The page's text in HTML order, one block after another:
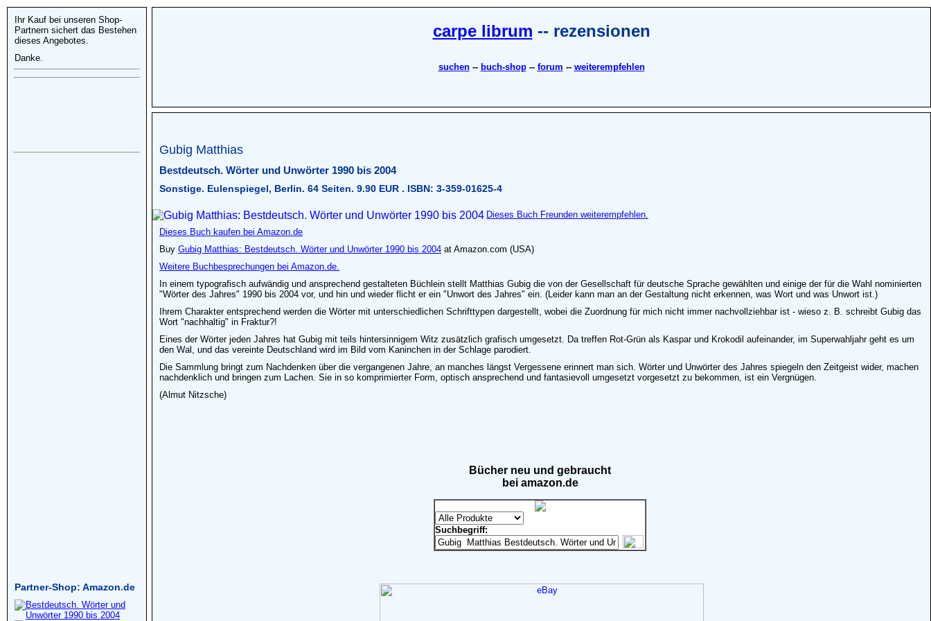
carpe librum -- rezensionen
suchen-- buch-shop-- forum -- weiterempfehlen
Gubig Matthias
Bestdeutsch. Wörter und Unwörter 1990 bis 2004
Sonstige. Eulenspiegel, Berlin. 64 Seiten. 9.90 EUR . ISBN: 3-359-01625-4
Dieses Buch Freunden weiterempfehlen.
Dieses Buch kaufen bei Amazon.de
Buy Gubig Matthias: Bestdeutsch. Wörter und Unwörter 1990 bis 2004 at Amazon.com (USA)
Weitere Buchbesprechungen bei Amazon.de.
In einem typografisch aufwändig und ansprechend gestalteten Büchlein stellt Matthias Gubig die von der Gesellschaft für deutsche Sprache gewählten und einige der für die Wahl nominierten
"Wörter des Jahres" 1990 bis 2004 vor, und hin und wieder flicht er ein "Unwort des Jahres" ein. (Leider kann man an der Gestaltung nicht erkennen, was Wort und was Unwort ist.)
Ihrem Charakter entsprechend werden die Wörter mit unterschiedlichen Schrifttypen dargestellt, wobei die Zuordnung für mich nicht immer nachvollziehbar ist - wieso z. B. schreibt Gubig das
Wort "nachhaltig" in Fraktur?!
Eines der Wörter jeden Jahres hat Gubig mit teils hintersinnigem Witz zusätzlich grafisch umgesetzt. Da treffen Rot-Grün als Kaspar und Krokodil aufeinander, im Superwahljahr geht es um
den Wal, und das vereinte Deutschland wird im Bild vom Kaninchen in der Schlage parodiert.
Die Sammlung bringt zum Nachdenken über die vergangenen Jahre, an manches längst Vergessene erinnert man sich. Wörter und Unwörter des Jahres spiegeln den Zeitgeist wider, machen
nachdenklich und bringen zum Lachen. Sie in so komprimierter Form, optisch ansprechend und fantasievoll umgesetzt vorgesetzt zu bekommen, ist ein Vergnügen.
(Almut Nitzsche)
Bücher neu und gebraucht
bei amazon.de
Suchbegriff:
Ihr Kauf bei unseren Shop-
Partnern sichert das Bestehen
dieses Angebotes.
Danke.
Partner-Shop: Amazon.de